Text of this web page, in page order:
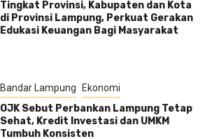
Tingkat Provinsi, Kabupaten dan Kota
di Provinsi Lampung, Perkuat Gerakan
Edukasi Keuangan Bagi Masyarakat
Bandar Lampung Ekonomi
OJK Sebut Perbankan Lampung Tetap
Sehat, Kredit Investasi dan UMKM
Tumbuh Konsisten